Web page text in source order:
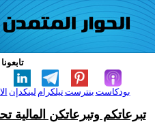
لينكدإن تيلكرامبنترست بودكاست
تبرعاتكم وتبرعاتكن المالية